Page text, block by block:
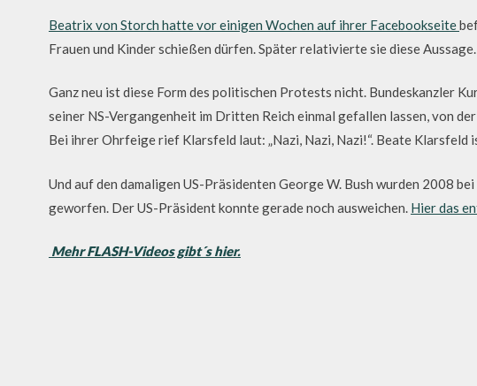
Beatrix von Storch hatte vor einigen Wochen auf ihrer Facebookseite
Frauen und Kinder schießen dürfen. Später relativierte sie diese Aussage.
Ganz neu ist diese Form des politischen Protests nicht. Bundeskanzler
seiner NS-Vergangenheit im Dritten Reich einmal gefallen lassen, von
Bei ihrer Ohrfeige rief Klarsfeld laut: „Nazi, Nazi, Nazi!“. Beate Klarsfeld
Und auf den damaligen US-Präsidenten George W. Bush wurden 2008
geworfen. Der US-Präsident konnte gerade noch ausweichen. Hier das
Mehr FLASH-Videos gibt´s hier.